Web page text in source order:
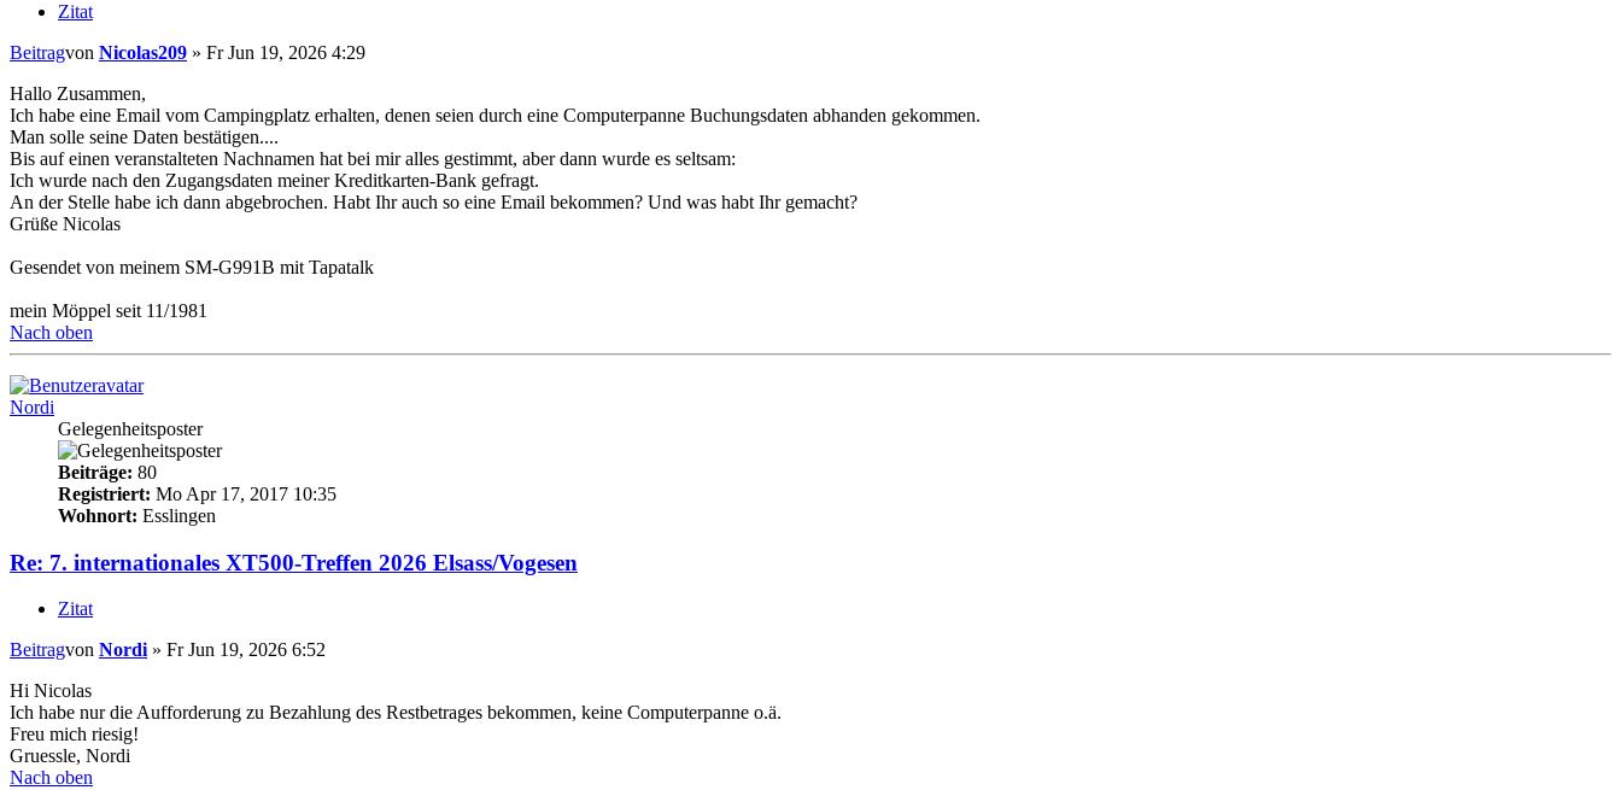
Zitat
Beitragvon Nicolas209 » Fr Jun 19, 2026 4:29
Hallo Zusammen,
Ich habe eine Email vom Campingplatz erhalten, denen seien durch eine Computerpanne Buchungsdaten abhanden gekommen.
Man solle seine Daten bestätigen....
Bis auf einen veranstalteten Nachnamen hat bei mir alles gestimmt, aber dann wurde es seltsam:
Ich wurde nach den Zugangsdaten meiner Kreditkarten-Bank gefragt.
An der Stelle habe ich dann abgebrochen. Habt Ihr auch so eine Email bekommen? Und was habt Ihr gemacht?
Grüße Nicolas
Gesendet von meinem SM-G991B mit Tapatalk
mein Möppel seit 11/1981
Nach oben
Nordi
Gelegenheitsposter
Beiträge: 80
Registriert: Mo Apr 17, 2017 10:35
Wohnort: Esslingen
Re: 7. internationales XT500-Treffen 2026 Elsass/Vogesen
Zitat
Beitragvon Nordi» Fr Jun 19, 2026 6:52
Hi Nicolas
Ich habe nur die Aufforderung zu Bezahlung des Restbetrages bekommen, keine Computerpanne o.ä.
Freu mich riesig!
Gruessle, Nordi
Nach oben